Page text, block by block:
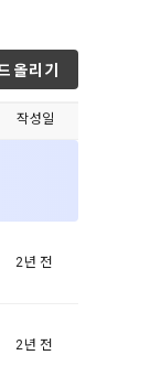
올리기
작성일
2년 전
2년 전